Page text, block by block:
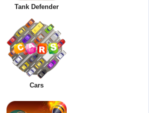
Tank Defender
Cars